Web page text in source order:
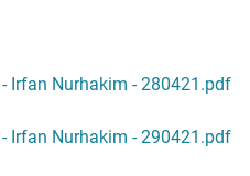
Irfan Nurhakim - 280421.pdf
Irfan Nurhakim - 290421.pdf